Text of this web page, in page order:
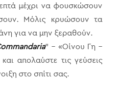
μέχρι να φουσκώσουν
Μόλις κρυώσουν τα
για να μην ξεραθούν.
” – «Οίνου Γη –
απολαύστε τις γεύσεις
στο σπίτι σας.